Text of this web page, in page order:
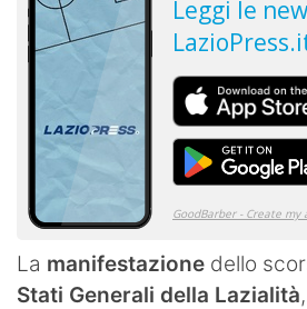
La manifestazione dello
Stati Generali della Lazialità